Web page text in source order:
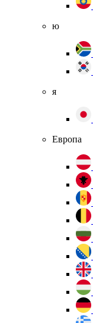
ю
я
Европа